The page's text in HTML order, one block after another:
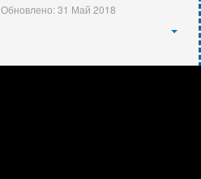
Обновлено: 31 Май 2018